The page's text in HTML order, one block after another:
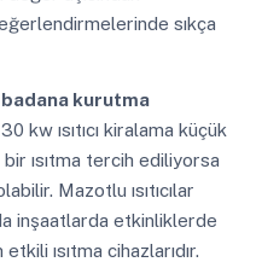
sıkça
kurutma
30 kw ısıtıcı kiralama küçük
ısıtma tercih ediliyorsa
Mazotlu ısıtıcılar
inşaatlarda etkinliklerde
ısıtma cihazlarıdır.